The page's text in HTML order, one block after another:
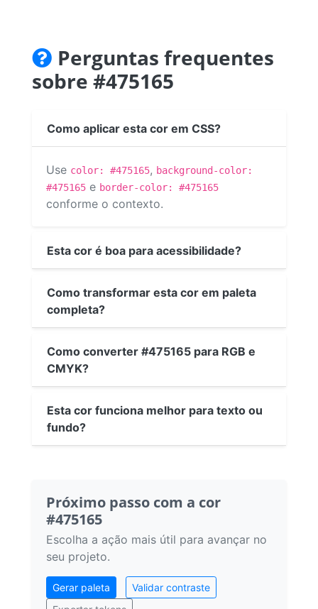
Perguntas frequentes
sobre #475165
Como aplicar esta cor em CSS?
Use color: #475165, background-color:
#475165 e border-color: #475165
conforme o contexto.
Esta cor é boa para acessibilidade?
Como transformar esta cor em paleta
completa?
Como converter #475165 para RGB e
CMYK?
Esta cor funciona melhor para texto ou
fundo?
Próximo passo com a cor
#475165
Escolha a ação mais útil para avançar no
seu projeto.
Gerar paleta
Validar contraste